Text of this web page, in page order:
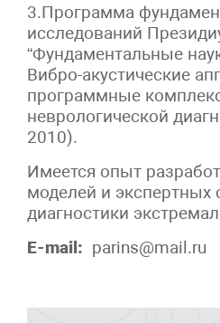
3.Программа
исследований
“Фундаментальные
Вибро-акустические
программные
неврологической
2010).
Имеется опыт
моделей и экспертных
диагностики
E-mail: parins@mail.ru